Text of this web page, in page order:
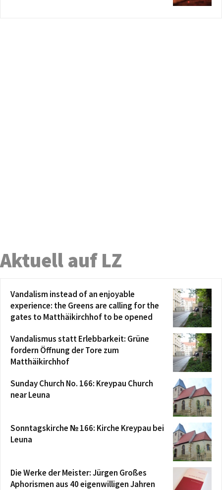
Aktuell auf LZ
Vandalism instead of an enjoyable
experience: the Greens are calling for the
gates to Matthäikirchhof to be opened
Vandalismus statt Erlebbarkeit: Grüne
fordern Öffnung der Tore zum
Matthäikirchhof
Sunday Church No. 166: Kreypau Church
near Leuna
Sonntagskirche № 166: Kirche Kreypau bei
Leuna
Die Werke der Meister: Jürgen Großes
Aphorismen aus 40 eigenwilligen Jahren